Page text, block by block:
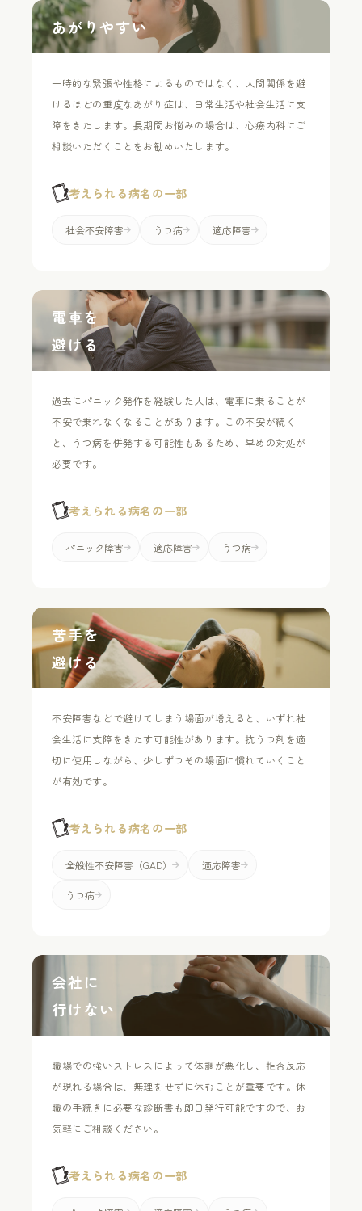
一時的な緊張や性格によるものではなく、人間関係を避
けるほどの重度なあがり症は、日常生活や社会生活に支
障をきたします。長期間お悩みの場合は、心療内科にご
相談いただくことをお勧めいたします。
考えられる病名の一部
社会不安障害 うつ病 適応障害
あがりやすい
過去にパニック発作を経験した人は、電車に乗ることが
不安で乗れなくなることがあります。この不安が続く
と、うつ病を併発する可能性もあるため、早めの対処が
必要です。
考えられる病名の一部
パニック障害 適応障害 うつ病
電車を
避ける
不安障害などで避けてしまう場面が増えると、いずれ社
会生活に支障をきたす可能性があります。抗うつ剤を適
切に使用しながら、少しずつその場面に慣れていくこと
が有効です。
考えられる病名の一部
全般性不安障害（GAD） 適応障害
うつ病
苦手を
避ける
職場での強いストレスによって体調が悪化し、拒否反応
が現れる場合は、無理をせずに休むことが重要です。休
職の手続きに必要な診断書も即日発行可能ですので、お
気軽にご相談ください。
考えられる病名の一部
会社に
行けない